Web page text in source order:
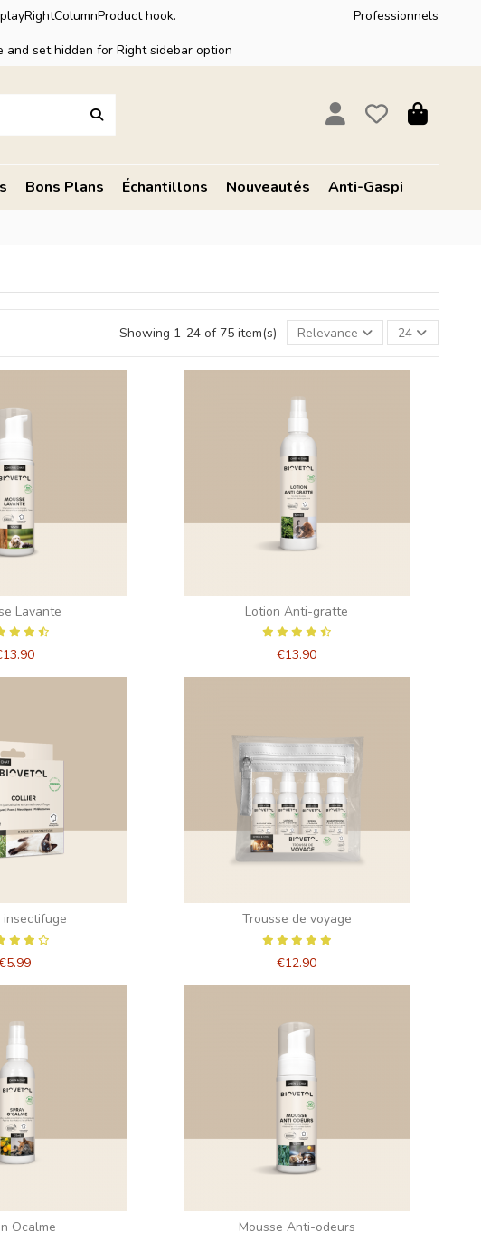
hook.
set hidden for Right sidebar option
Professionnels
Bons Plans Échantillons Nouveautés Anti-Gaspi
Showing 1-24 of 75 item(s) Relevance 24
Lavante Lotion Anti-gratte
€13.90
insectifuge Trousse de voyage
€12.90
Ocalme Mousse Anti-odeurs